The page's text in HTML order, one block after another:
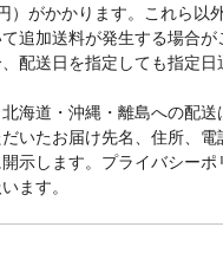
）がかかります。これら以
追加送料が発生する場合が
配送日を指定しても指定
海道・沖縄・離島への配送
いたお届け先名、住所、
示します。プライバシー
ます。